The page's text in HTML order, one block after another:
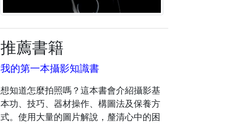
推薦書籍
我的第一本攝影知識書
想知道怎麼拍照嗎？這本書會介紹攝影基
本功、技巧、器材操作、構圖法及保養方
式。使用大量的圖片解說，釐清心中的困